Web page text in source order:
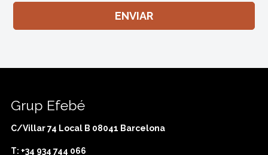
Grup Efebé
C/Villar 74 Local B 08041 Barcelona
T: +34 934 744 066